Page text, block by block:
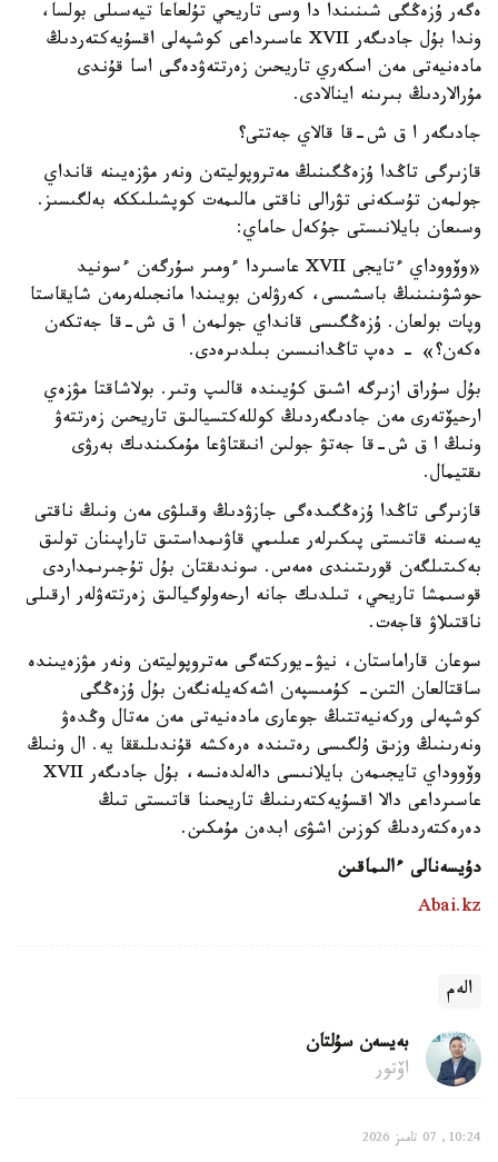
ەگەر ۇزەڭگى شىنىندا دا وسى تاريحي تۇلعاعا تيەسىلى بولسا،
وندا بۇل جادىگەر XVII عاسىرداعى كوشپەلى اقسۇيەكتەردىڭ
مادەنيەتى مەن اسكەري تاريحىن زەرتتەۋدەگى اسا قۇندى
مۇرالاردىڭ بىرىنە اينالادى.
جادىگەر ا ق ش-قا قالاي جەتتى؟
قازىرگى تاڭدا ۇزەڭگىنىڭ مەتروپوليتەن ونەر مۋزەيىنە قانداي
جولمەن تۇسكەنى تۋرالى ناقتى مالىمەت كوپشىلىككە بەلگىسىز.
وسىعان بايلانىستى جۇكەل حاماي:
«وۆووداي ءتايجى XVII عاسىردا ءومىر سۇرگەن ءسونيد
حوشۋىنىنىڭ باسشىسى، كەرۋلەن بويىندا مانجىلەرمەن شايقاستا
وپات بولعان. ۇزەڭگىسى قانداي جولمەن ا ق ش-قا جەتكەن
ەكەن؟» - دەپ تاڭدانىسىن بىلدىرەدى.
بۇل سۇراق ازىرگە اشىق كۇيىندە قالىپ وتىر. بولاشاقتا مۋزەي
ارحيۆتەرى مەن جادىگەردىڭ كوللەكتسيالىق تاريحىن زەرتتەۋ
ونىڭ ا ق ش-قا جەتۋ جولىن انىقتاۋعا مۇمكىندىك بەرۋى
ىقتيمال.
قازىرگى تاڭدا ۇزەڭگىدەگى جازۋدىڭ وقىلۋى مەن ونىڭ ناقتى
يەسىنە قاتىستى پىكىرلەر عىلىمي قاۋىمداستىق تاراپىنان تولىق
بەكىتىلگەن قورىتىندى ەمەس. سوندىقتان بۇل تۇجىرىمداردى
قوسىمشا تاريحي، تىلدىك جانە ارحەولوگيالىق زەرتتەۋلەر ارقىلى
ناقتىلاۋ قاجەت.
سوعان قاراماستان، نيۋ-يوركتەگى مەتروپوليتەن ونەر مۋزەيىندە
ساقتالعان التىن- كۇمىسپەن اشەكەيلەنگەن بۇل ۇزەڭگى
كوشپەلى وركەنيەتتىڭ جوعارى مادەنيەتى مەن مەتال وڭدەۋ
ونەرىنىڭ وزىق ۇلگىسى رەتىندە ەرەكشە قۇندىلىققا يە. ال ونىڭ
وۆووداي تايجىمەن بايلانىسى دالەلدەنسە، بۇل جادىگەر XVII
عاسىرداعى دالا اقسۇيەكتەرىنىڭ تاريحىنا قاتىستى تىڭ
دەرەكتەردىڭ كوزىن اشۋى ابدەن مۇمكىن.
دۇيسەنالى ءالىماقىن
Abai.kz
الەم
بەيسەن سۇلتان
اۆتور
10:24, 07 تامىز 2026